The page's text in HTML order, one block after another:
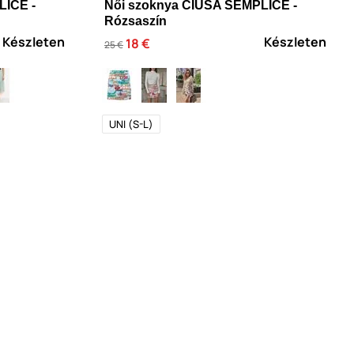
-
Készleten
Női szoknya CIUSA SEMPLICE -
Rózsaszín
25 € 18 € Készleten
UNI (S-L)